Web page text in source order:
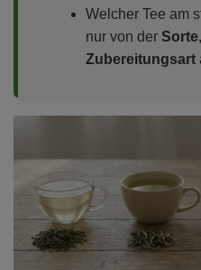
Welcher Tee am
nur von der Sorte
Zubereitungsart